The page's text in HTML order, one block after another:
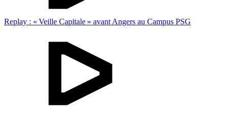
Replay : « Veille Capitale » avant Angers au Campus PSG